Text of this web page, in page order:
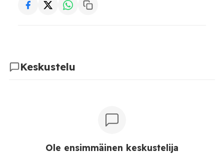
Keskustelu
Ole ensimmäinen keskustelija